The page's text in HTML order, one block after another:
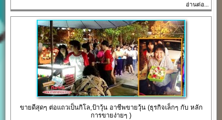
อ่านต่อ...
ขายดีสุดๆ ต่อแถวเป็นกิโล,ป้าวุ้น อาชีพขายวุ้น (ธุรกิจเล็กๆ กับ หลัก
การขายง่ายๆ )